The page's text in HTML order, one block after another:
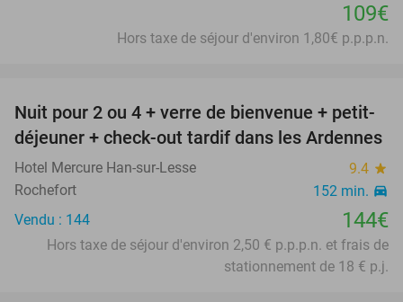
109€
Hors taxe de séjour d'environ 1,80€ p.p.p.n.
Nuit pour 2 ou 4 + verre de bienvenue + petit-
déjeuner + check-out tardif dans les Ardennes
Hotel Mercure Han-sur-Lesse 9.4 star
Rochefort 152 min. directions_car
Vendu : 144 144€
Hors taxe de séjour d'environ 2,50 € p.p.p.n. et frais de
stationnement de 18 € p.j.